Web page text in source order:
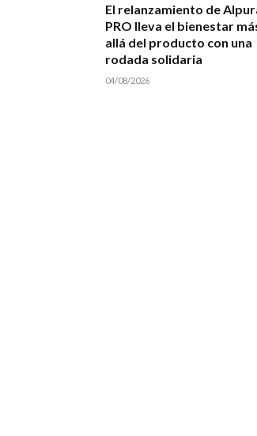
El relanzamiento de
PRO lleva el bienestar
allá del producto con una
rodada solidaria
04/08/2026